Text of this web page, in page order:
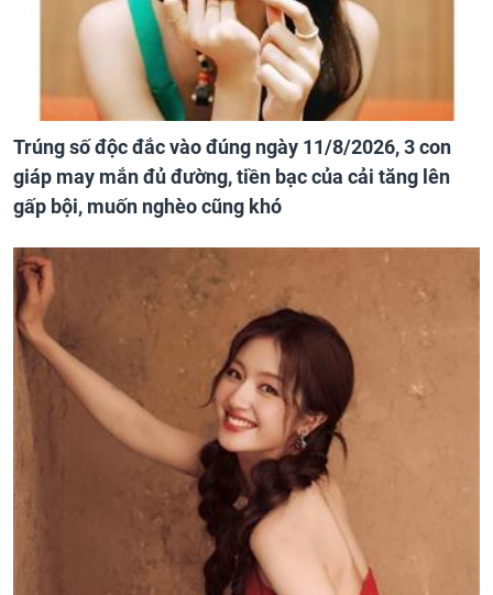
Trúng số độc đắc vào đúng ngày 11/8/2026, 3 con
giáp may mắn đủ đường, tiền bạc của cải tăng lên
gấp bội, muốn nghèo cũng khó